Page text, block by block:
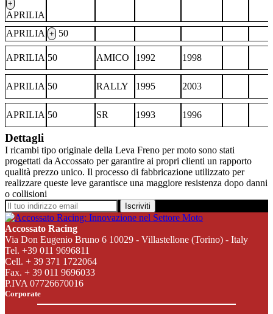
+
APRILIA
APRILIA + 50
APRILIA 50 AMICO 1992 1998
APRILIA 50 RALLY 1995 2003
APRILIA 50 SR 1993 1996
Dettagli
I ricambi tipo originale della Leva Freno per moto sono stati
progettati da Accossato per garantire ai propri clienti un rapporto
qualità prezzo unico. Il processo di fabbricazione utilizzato per
realizzare queste leve garantisce una maggiore resistenza dopo danni
o collisioni
Iscriviti
Accossato Racing
Via Don Eugenio Bruno 6 10029 - Villastellone (Torino) - Italy
Tel. +39 011 9696811
Cell. + 39 371 1722064
Fax. + 39 011 9696033
P.IVA 07726670016
Corporate